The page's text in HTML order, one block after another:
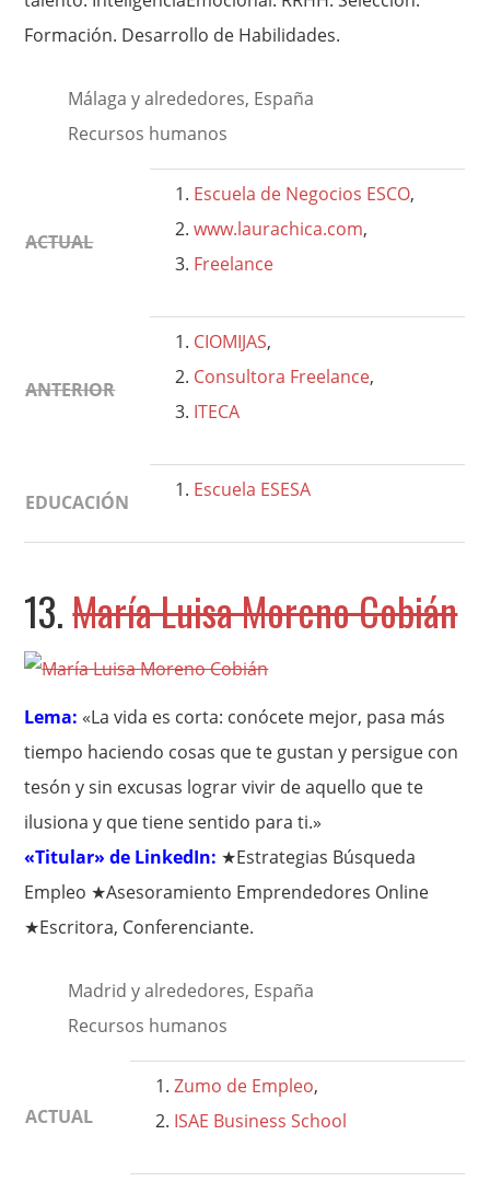
Formación. Desarrollo de Habilidades.
Málaga y alrededores, España
Recursos humanos
ACTUAL
Escuela de Negocios ESCO,
www.laurachica.com,
Freelance
ANTERIOR
CIOMIJAS,
Consultora Freelance,
ITECA
EDUCACIÓN
Escuela ESESA
13.María Luisa Moreno Cobián
Lema: «La vida es corta: conócete mejor, pasa más
tiempo haciendo cosas que te gustan y persigue con
tesón y sin excusas lograr vivir de aquello que te
ilusiona y que tiene sentido para ti.»
«Titular» de LinkedIn: ★Estrategias Búsqueda
Empleo ★Asesoramiento Emprendedores Online
★Escritora, Conferenciante.
Madrid y alrededores, España
Recursos humanos
ACTUAL
Zumo de Empleo,
ISAE Business School